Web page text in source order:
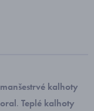
kalhoty
. Teplé kalhoty